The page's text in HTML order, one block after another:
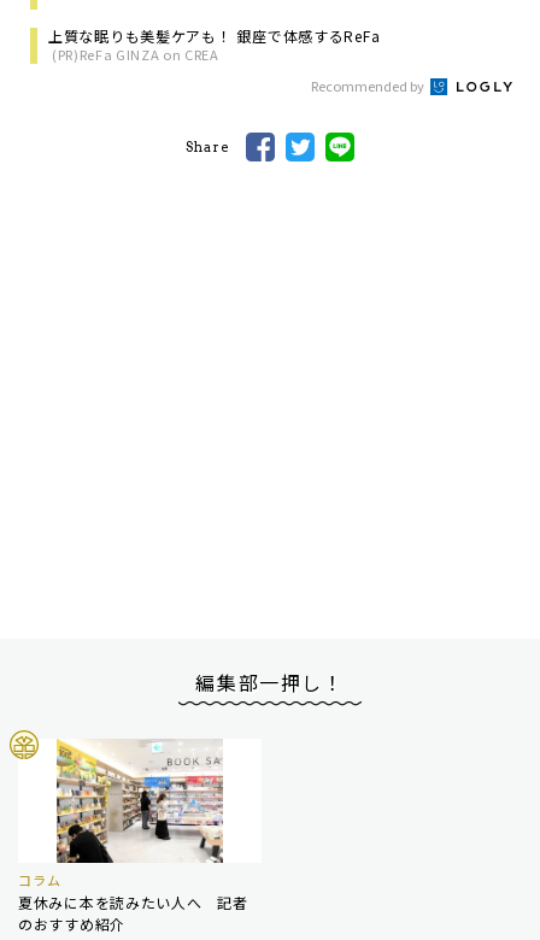
上質な眠りも美髪ケアも！ 銀座で体感するReFa
(PR)ReFa GINZA on CREA
Recommended by
Share
編集部一押し！
コラム
夏休みに本を読みたい人へ 記者
のおすすめ紹介